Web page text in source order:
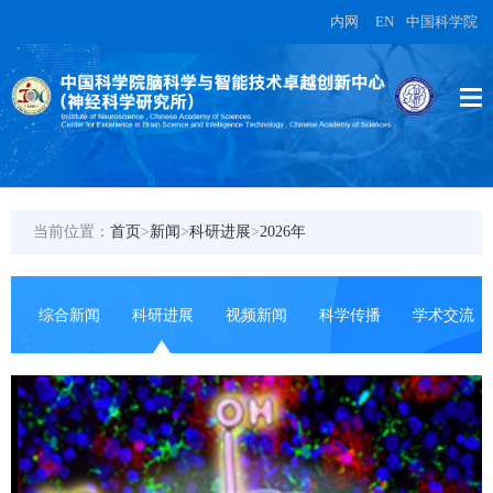
内网 EN 中国科学院
当前位置： 首页>新闻>科研进展>2026年
综合新闻 科研进展 视频新闻 科学传播 学术交流